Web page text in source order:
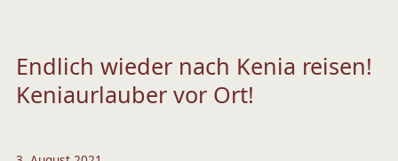
Endlich wieder nach Kenia reisen!
Keniaurlauber vor Ort!